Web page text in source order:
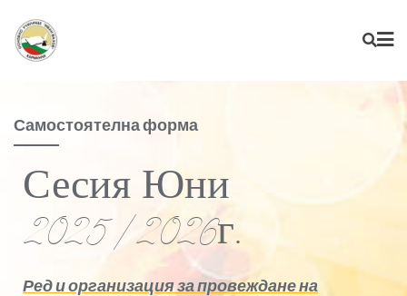
Самостоятелна форма
Сесия Юни
2025/2026г.
Ред и организация за провеждане на